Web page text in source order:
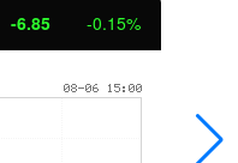
-6.85 -0.15%